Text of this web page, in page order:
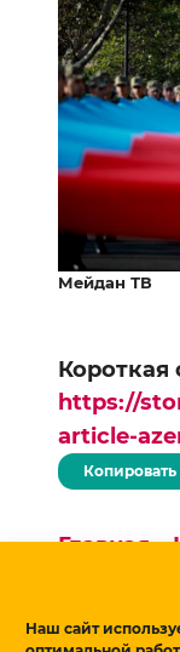
Наш сайт
Мейдан ТВ
Короткая
https://
article-
Копировать
Главная▸